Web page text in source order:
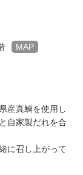
MAP
産真鯛を使用し
自家製だれを合
に召し上がって